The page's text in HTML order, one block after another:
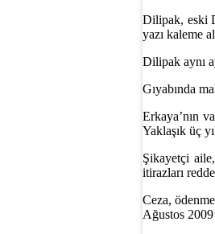
Dilipak, eski
yazı kaleme
Dilipak aynı
Gıyabında
Erkaya’nın
Yaklaşık üç
Şikayetçi
itirazları
Ceza,
Ağustos